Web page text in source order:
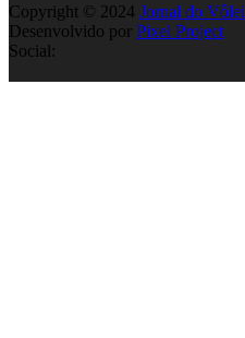
Copyright © 2024 Jornal do Vôlei
Desenvolvido por Pixel Project
Social: